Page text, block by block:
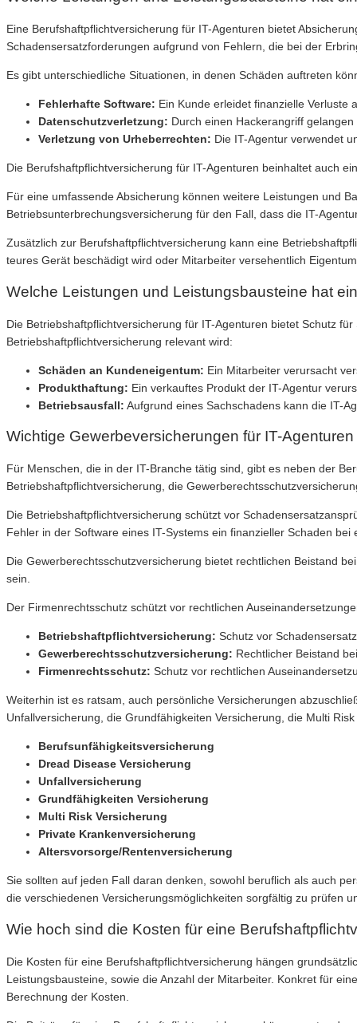
Eine Berufshaftpflichtversicherung für IT-Agenturen bietet
Schadensersatzforderungen aufgrund von Fehlern, die bei der
Es gibt unterschiedliche Situationen, in denen Schäden auftreten
Fehlerhafte Software: Ein Kunde erleidet finanzielle Verluste
Datenschutzverletzung: Durch einen Hackerangriff
Verletzung von Urheberrechten: Die IT-Agentur verwendet
Die Berufshaftpflichtversicherung für IT-Agenturen beinhaltet auch
Für eine umfassende Absicherung können weitere Leistungen und
Betriebsunterbrechungsversicherung für den Fall, dass die IT-
Zusätzlich zur Berufshaftpflichtversicherung kann eine
teures Gerät beschädigt wird oder Mitarbeiter versehentlich
Welche Leistungen und Leistungsbausteine hat
Die Betriebshaftpflichtversicherung für IT-Agenturen bietet Schutz
Betriebshaftpflichtversicherung relevant wird:
Schäden an Kundeneigentum: Ein Mitarbeiter verursacht
Produkthaftung: Ein verkauftes Produkt der IT-Agentur
Betriebsausfall: Aufgrund eines Sachschadens kann die IT-
Wichtige Gewerbeversicherungen für IT-Agenturen
Für Menschen, die in der IT-Branche tätig sind, gibt es neben der
Betriebshaftpflichtversicherung, die
Die Betriebshaftpflichtversicherung schützt vor
Fehler in der Software eines IT-Systems ein finanzieller Schaden
Die Gewerberechtsschutzversicherung bietet rechtlichen Beistand
sein.
Der Firmenrechtsschutz schützt vor rechtlichen
Betriebshaftpflichtversicherung: Schutz vor
Gewerberechtsschutzversicherung: Rechtlicher Beistand
Firmenrechtsschutz: Schutz vor rechtlichen
Weiterhin ist es ratsam, auch persönliche Versicherungen
Unfallversicherung, die Grundfähigkeiten Versicherung, die Multi
Berufsunfähigkeitsversicherung
Dread Disease Versicherung
Unfallversicherung
Grundfähigkeiten Versicherung
Multi Risk Versicherung
Private Krankenversicherung
Altersvorsorge/Rentenversicherung
Sie sollten auf jeden Fall daran denken, sowohl beruflich als auch
die verschiedenen Versicherungsmöglichkeiten sorgfältig zu prüfen
Wie hoch sind die Kosten für eine
Die Kosten für eine Berufshaftpflichtversicherung hängen
Leistungsbausteine, sowie die Anzahl der Mitarbeiter. Konkret für
Berechnung der Kosten.